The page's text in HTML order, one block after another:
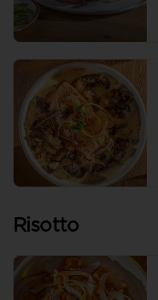
Risotto